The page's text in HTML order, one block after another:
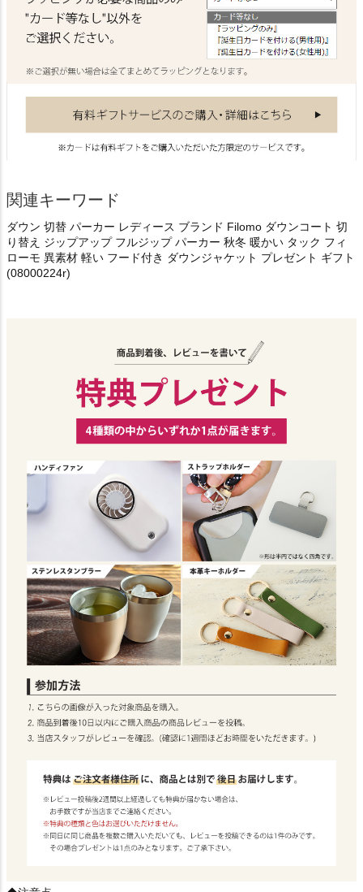
関連キーワード
ダウン 切替 パーカー レディース ブランド Filomo ダウンコート 切
り替え ジップアップ フルジップ パーカー 秋冬 暖かい タック フィ
ローモ 異素材 軽い フード付き ダウンジャケット プレゼント ギフト
(08000224r)